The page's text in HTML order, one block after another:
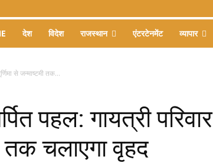
देश विदेश राजस्थान एंटरटेनमेंट व्यापार
से जन्माष्टमी तक...
पहल: गायत्री परिवार
तक चलाएगा वृहद